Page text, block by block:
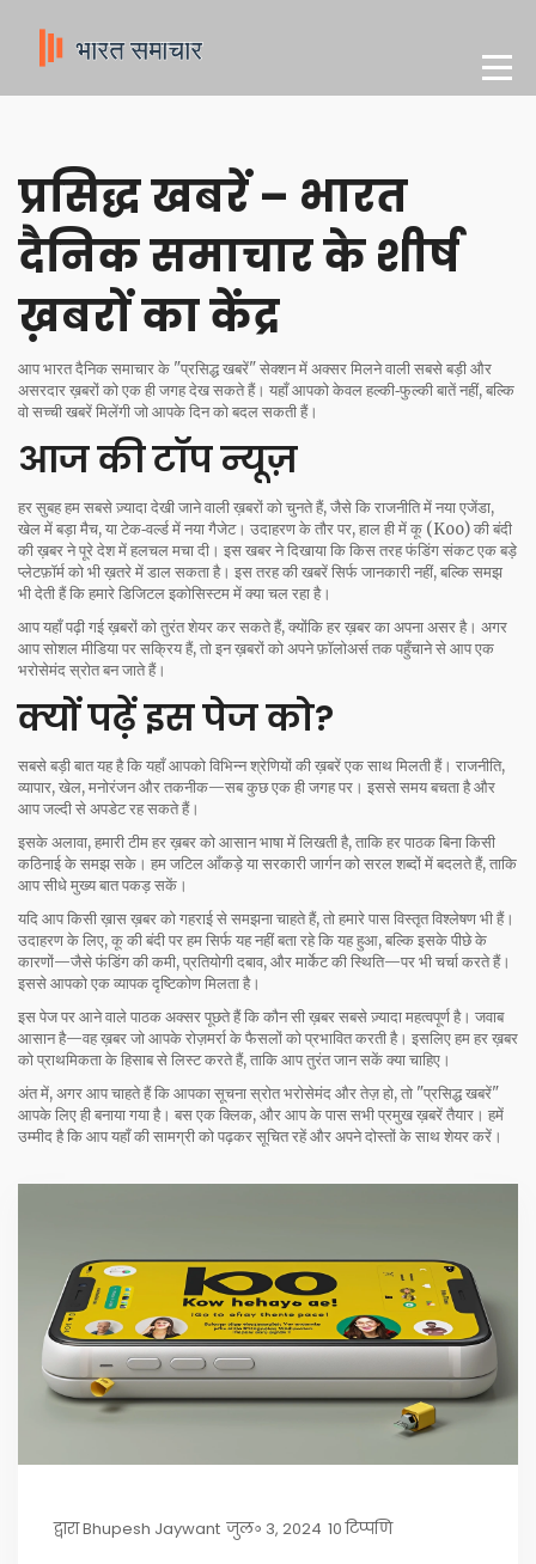
प्रसिद्ध खबरें – भारत
दैनिक समाचार के शीर्ष
ख़बरों का केंद्र
आप भारत दैनिक समाचार के "प्रसिद्ध खबरें" सेक्शन में अक्सर मिलने वाली सबसे बड़ी और
असरदार ख़बरों को एक ही जगह देख सकते हैं। यहाँ आपको केवल हल्की‑फुल्की बातें नहीं, बल्कि
वो सच्ची खबरें मिलेंगी जो आपके दिन को बदल सकती हैं।
आज की टॉप न्यूज़
हर सुबह हम सबसे ज़्यादा देखी जाने वाली ख़बरों को चुनते हैं, जैसे कि राजनीति में नया एजेंडा,
खेल में बड़ा मैच, या टेक‑वर्ल्ड में नया गैजेट। उदाहरण के तौर पर, हाल ही में कू (Koo) की बंदी
की ख़बर ने पूरे देश में हलचल मचा दी। इस खबर ने दिखाया कि किस तरह फंडिंग संकट एक बड़े
प्लेटफ़ॉर्म को भी ख़तरे में डाल सकता है। इस तरह की खबरें सिर्फ जानकारी नहीं, बल्कि समझ
भी देती हैं कि हमारे डिजिटल इकोसिस्टम में क्या चल रहा है।
आप यहाँ पढ़ी गई ख़बरों को तुरंत शेयर कर सकते हैं, क्योंकि हर ख़बर का अपना असर है। अगर
आप सोशल मीडिया पर सक्रिय हैं, तो इन ख़बरों को अपने फ़ॉलोअर्स तक पहुँचाने से आप एक
भरोसेमंद स्रोत बन जाते हैं।
क्यों पढ़ें इस पेज को?
सबसे बड़ी बात यह है कि यहाँ आपको विभिन्न श्रेणियों की ख़बरें एक साथ मिलती हैं। राजनीति,
व्यापार, खेल, मनोरंजन और तकनीक—सब कुछ एक ही जगह पर। इससे समय बचता है और
आप जल्दी से अपडेट रह सकते हैं।
इसके अलावा, हमारी टीम हर ख़बर को आसान भाषा में लिखती है, ताकि हर पाठक बिना किसी
कठिनाई के समझ सके। हम जटिल आँकड़े या सरकारी जार्गन को सरल शब्दों में बदलते हैं, ताकि
आप सीधे मुख्य बात पकड़ सकें।
यदि आप किसी ख़ास ख़बर को गहराई से समझना चाहते हैं, तो हमारे पास विस्तृत विश्लेषण भी हैं।
उदाहरण के लिए, कू की बंदी पर हम सिर्फ यह नहीं बता रहे कि यह हुआ, बल्कि इसके पीछे के
कारणों—जैसे फंडिंग की कमी, प्रतियोगी दबाव, और मार्केट की स्थिति—पर भी चर्चा करते हैं।
इससे आपको एक व्यापक दृष्टिकोण मिलता है।
इस पेज पर आने वाले पाठक अक्सर पूछते हैं कि कौन सी ख़बर सबसे ज़्यादा महत्वपूर्ण है। जवाब
आसान है—वह ख़बर जो आपके रोज़मर्रा के फैसलों को प्रभावित करती है। इसलिए हम हर ख़बर
को प्राथमिकता के हिसाब से लिस्ट करते हैं, ताकि आप तुरंत जान सकें क्या चाहिए।
अंत में, अगर आप चाहते हैं कि आपका सूचना स्रोत भरोसेमंद और तेज़ हो, तो "प्रसिद्ध खबरें"
आपके लिए ही बनाया गया है। बस एक क्लिक, और आप के पास सभी प्रमुख ख़बरें तैयार। हमें
उम्मीद है कि आप यहाँ की सामग्री को पढ़कर सूचित रहें और अपने दोस्तों के साथ शेयर करें।
द्वाराBhupesh Jaywant जुल॰ 3, 2024 10 टिप्पणि